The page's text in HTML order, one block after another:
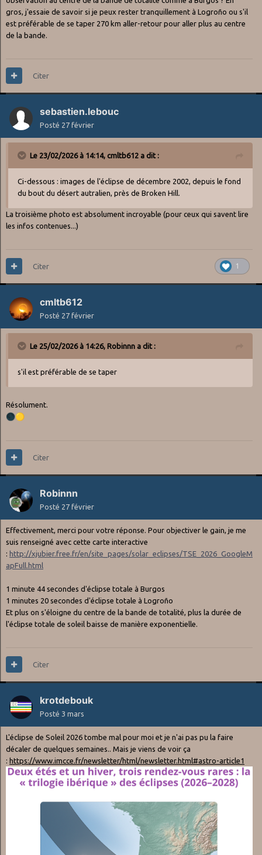
gros, j'essaie de savoir si je peux rester tranquillement à Logroño ou s'il
est préférable de se taper 270 km aller-retour pour aller plus au centre
de la bande.
Citer
sebastien.lebouc
Posté 27 février
Le 23/02/2026 à 14:14, cmltb612 a dit :
Ci-dessous : images de l'éclipse de décembre 2002, depuis le fond
du bout du désert autralien, près de Broken Hill.
La troisième photo est absolument incroyable (pour ceux qui savent lire
les infos contenues...)
1
Citer
cmltb612
Posté 27 février
Le 25/02/2026 à 14:26, Robinnn a dit :
s'il est préférable de se taper
Résolument.
🌑🟡
Citer
Robinnn
Posté 27 février
Effectivement, merci pour votre réponse. Pour objectiver le gain, je me
suis renseigné avec cette carte interactive
: http://xjubier.free.fr/en/site_pages/solar_eclipses/TSE_2026_GoogleM
apFull.html
1 minute 44 secondes d'éclipse totale à Burgos
1 minutes 20 secondes d'éclipse totale à Logroño
Et plus on s'éloigne du centre de la bande de totalité, plus la durée de
l'éclipse totale de soleil baisse de manière exponentielle.
Citer
krotdebouk
Posté 3 mars
L'éclipse de Soleil 2026 tombe mal pour moi et je n'ai pas pu la faire
décaler de quelques semaines.. Mais je viens de voir ça
: https://www.imcce.fr/newsletter/html/newsletter.html#astro-article1